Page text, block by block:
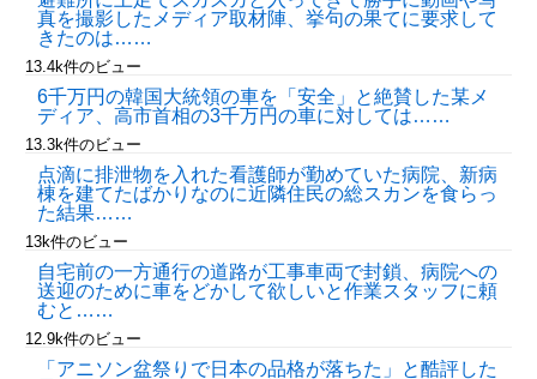
Powered by livedoor 相互RSS
真を撮影したメディア取材陣、挙句の果てに要求して
きたのは……
13.4k件のビュー
6千万円の韓国大統領の車を「安全」と絶賛した某メ
ディア、高市首相の3千万円の車に対しては……
13.3k件のビュー
点滴に排泄物を入れた看護師が勤めていた病院、新病
棟を建てたばかりなのに近隣住民の総スカンを食らっ
た結果……
13k件のビュー
自宅前の一方通行の道路が工事車両で封鎖、病院への
送迎のために車をどかして欲しいと作業スタッフに頼
むと……
12.9k件のビュー
「アニソン盆祭りで日本の品格が落ちた」と酷評した